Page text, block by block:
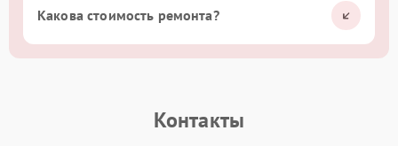
Какова стоимость ремонта?
Контакты